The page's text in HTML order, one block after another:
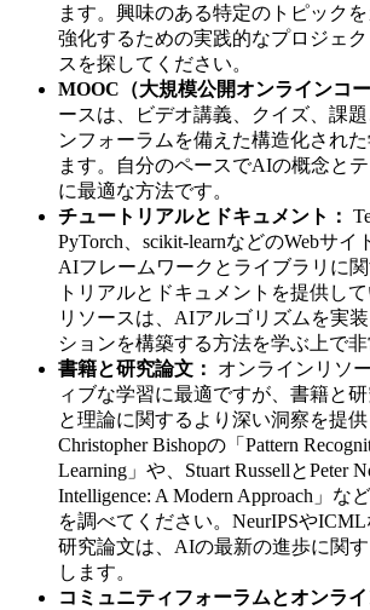
ます。興味のある特定のトピック
強化するための実践的なプロジェ
スを探してください。
MOOC（大規模公開オンラインコー
ースは、ビデオ講義、クイズ、課
ンフォーラムを備えた構造化され
ます。自分のペースでAIの概念と
に最適な方法です。
チュートリアルとドキュメント：
PyTorch、scikit-learnなどのWebサ
AIフレームワークとライブラリに
トリアルとドキュメントを提供し
リソースは、AIアルゴリズムを実
ションを構築する方法を学ぶ上で非
書籍と研究論文：
オンラインリソ
ィブな学習に最適ですが、書籍と
と理論に関するより深い洞察を提供
Christopher Bishopの「Pattern
Learning」や、Stuart RussellとPeter
Intelligence: A Modern Approach」な
を調べてください。NeurIPSや
研究論文は、AIの最新の進歩に関
します。
コミュニティフォーラムとオンラ